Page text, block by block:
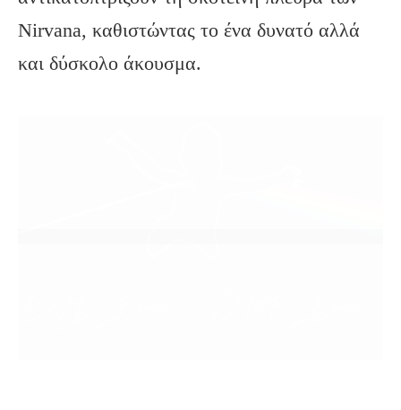
Nirvana, καθιστώντας το ένα δυνατό αλλά
και δύσκολο άκουσμα.